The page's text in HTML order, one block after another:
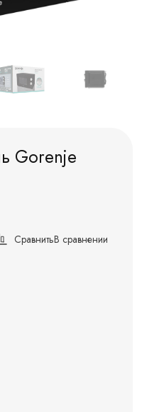
Gorenje
СравнитьВ сравнении